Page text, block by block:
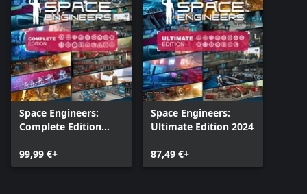
Mettez à jour vos constructions avec un nouveau skin Sci-Fi !
2 skins d'armure néon
La grille n'a jamais été aussi belle.
8 nouvelles emotes de personnages
« Peu importe », « Crier », « Charge », « Danse Disco 1 », « Danse
bébé ! »
Space Engineers:
Complete Edition
99,99 €+
Space Engineers:
Ultimate Edition 2024
87,49 €+